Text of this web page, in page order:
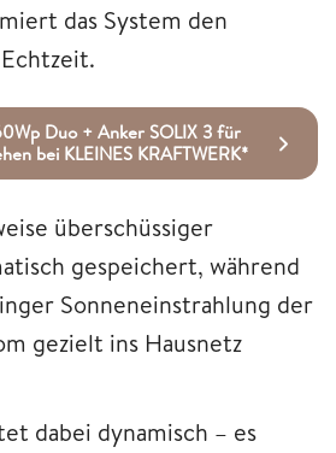
das System den
Duo + Anker SOLIX 3 für
bei KLEINES KRAFTWERK*
überschüssiger
gespeichert, während
Sonneneinstrahlung der
gezielt ins Hausnetz
dabei dynamisch – es